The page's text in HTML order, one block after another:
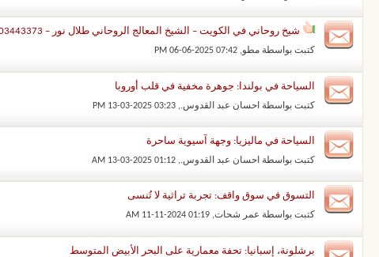
شيخ روحاني في الكويت – الشيخ المعالج الروحاني طلال نور – 00201203443373
كتبت بواسطة مطو‏, 06-06-2025 07:42 PM
السياحة في بولندا: جوهرة مخفية في قلب أوروبا
كتبت بواسطة احسان عبد القدوس.‏, 13-03-2025 03:23 PM
السياحة في ماليزيا: وجهة آسيوية ساحرة
كتبت بواسطة احسان عبد القدوس.‏, 13-03-2025 01:12 AM
التسوق في سوق واقف: تجربة تراثية لا تُنسى
كتبت بواسطة عمر شحات‏, 11-11-2024 01:19 AM
برشلونة، إسبانيا: تحفة معمارية على البحر الأبيض المتوسط